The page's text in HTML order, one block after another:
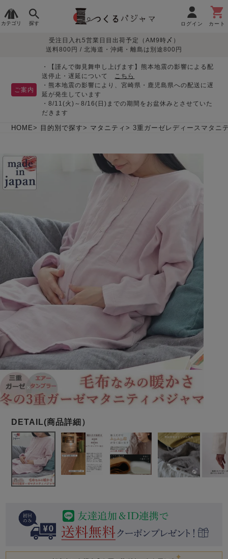
カテゴリ 探す ログイン カート
レディースパジャマ
秋
メンズパジャマ
春 夏 秋
ガールズパジャマ
春 夏 冬
生地で
さがす
ガーゼ サテン織り
サッカー/ちぢみ 楊
ニット/ストレッチ 起毛/フランネル
柄物
売れ筋ランキング
すべての生地一覧はこちら
目的別で
さがす
敏感肌用
パジャマ
入院・介護
胸が目立たない
マタニティ
ペアで
体型別におすすめパジ
ャマ
年齢別におすすめパジ
ルームウェア
生活雑貨 カタログギフト
売れ筋ランキング
- Item Ranking -
- New Arrival -
目的別でさがす一覧はこちら
デザインで
さがす
ィース
パジャマ
作務衣 胸がすけない
羽織・バスロ
ーブ
上着単品
ズボン単品
すべてのメン
ズ
パジャマ
長袖 半袖 七分袖
前開き かぶり スリーパー
作務衣
ーブ
上着単品
夏パジャマ特集 つくるパジャマとは
お支払い・送料・配送
返品・交換について
会社概要 お買い物ガイド 安心の日本製
受注日入れ5営業日目出荷予定（AM9時〆）
送料800円 / 北海道・沖縄・離島は別途800円
ご案内
・【謹んで御見舞申し上げます】熊本地震の影響による配
送停止・遅延について こちら
・熊本地震の影響により、宮崎県・鹿児島県への配送に遅
延が発生しています
・8/11(火)～8/16(日)までの期間をお盆休みとさせていた
だきます
HOME 目的別で探す マタニティ 3重ガーゼレディースマタニ